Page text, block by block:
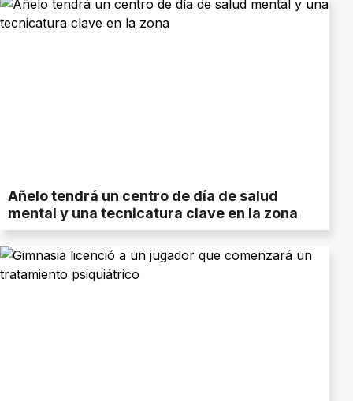
Añelo tendrá un centro de día de salud
mental y una tecnicatura clave en la zona